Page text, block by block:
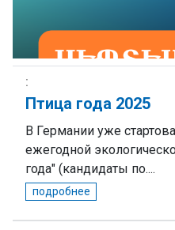
Птица года 2025
В Германии уже
ежегодной
года" (кандидаты по....
подробнее